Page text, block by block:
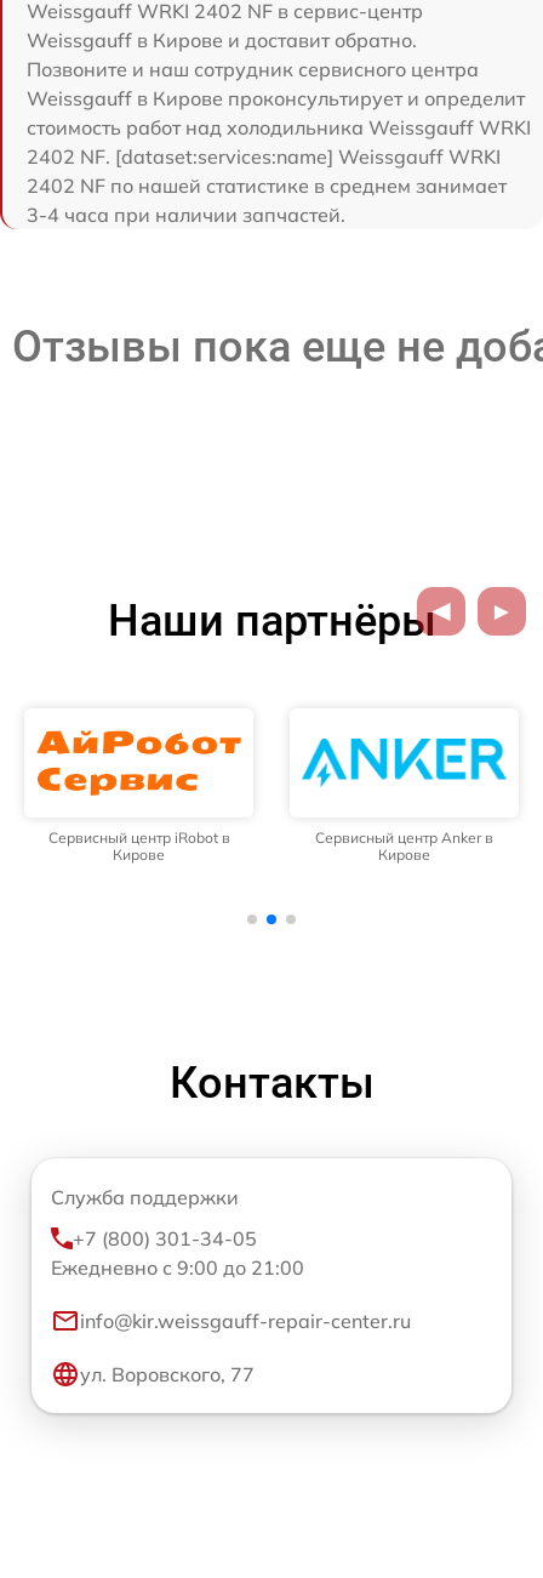
Weissgauff WRKI 2402 NF в сервис-центр
Weissgauff в Кирове и доставит обратно.
Позвоните и наш сотрудник сервисного центра
Weissgauff в Кирове проконсультирует и определит
стоимость работ над холодильника Weissgauff WRKI
2402 NF. [dataset:services:name] Weissgauff WRKI
2402 NF по нашей статистике в среднем занимает
3-4 часа при наличии запчастей.
Отзывы пока еще не
Наши партнёры
Сервисный центр iRobot в
Кирове
Сервисный центр Anker в
Кирове
Контакты
Служба поддержки
+7 (800) 301-34-05
Ежедневно с 9:00 до 21:00
info@kir.weissgauff-repair-center.ru
ул. Воровского, 77